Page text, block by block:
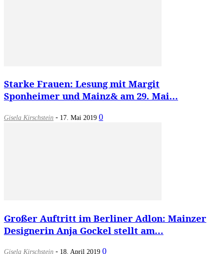
Starke Frauen: Lesung mit Margit
Sponheimer und Mainz& am 29. Mai...
Gisela Kirschstein - 17. Mai 2019 0
Großer Auftritt im Berliner Adlon: Mainzer
Designerin Anja Gockel stellt am...
Gisela Kirschstein - 18. April 2019 0